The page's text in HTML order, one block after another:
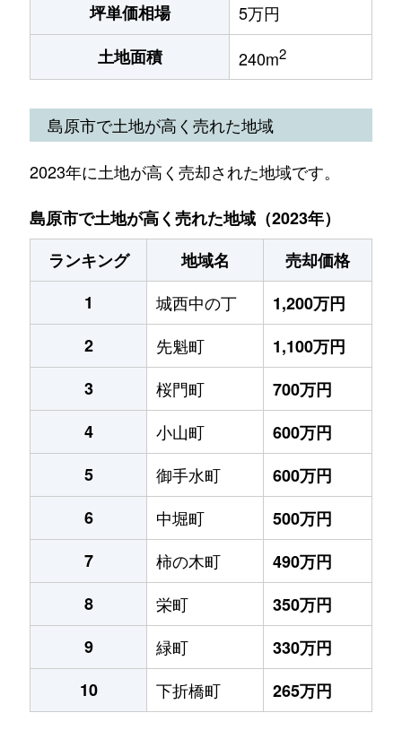
坪単価相場
5万円
土地面積
240m2
島原市で土地が高く売れた地域
2023年に土地が高く売却された地域です。
島原市で土地が高く売れた地域（2023年）
ランキング
地域名
売却価格
1
城西中の丁
1,200万円
2
先魁町
1,100万円
3
桜門町
700万円
4
小山町
600万円
5
御手水町
600万円
6
中堀町
500万円
7
柿の木町
490万円
8
栄町
350万円
9
緑町
330万円
10
下折橋町 265万円